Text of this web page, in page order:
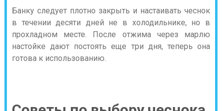
Банку следует плотно закрыть и настаивать чеснок
в течении десяти дней не в холодильнике, но в
прохладном месте. После отжима через марлю
настойке дают постоять еще три дня, теперь она
готова к использованию.